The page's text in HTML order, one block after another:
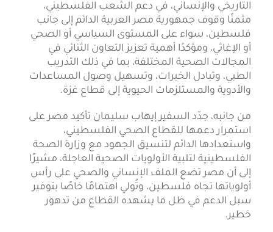
التاريخي والإنساني، في دعم الشعب الفلسطيني،
مثمنًا وقوف جمهورية مصر العربية الدائم إلى جانب
فلسطين، سواء على المستوى السياسي أو الصحي
أو الإغاثي، ومؤكدًا أهمية تعزيز التعاون الثنائي في
المجالات الصحية المختلفة، بما في ذلك التدريب
الطبي، وتبادل الخبرات، وتسهيل وصول المساعدات
والأدوية والمستلزمات الحيوية إلى قطاع غزة.
من جانبه، جدّد السفير إيهاب سليمان تأكيد مصر على
استمرار دعمها للقطاع الصحي الفلسطيني،
واستعدادها الدائم لتنسيق الجهود مع وزارة الصحة
الفلسطينية لتلبية الأولويات الصحية العاجلة، مشيرًا
إلى أن مصر تضع الملف الإنساني والصحي على رأس
أولوياتها تجاه فلسطين، وتُولي اهتمامًا خاصًا بتوفير
سبل الدعم في ظل ما يشهده القطاع من تدهور
خطير.